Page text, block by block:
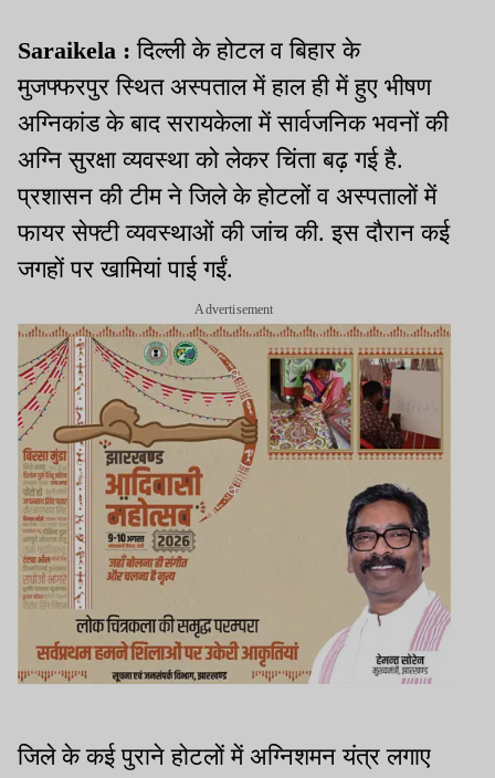
Saraikela :दिल्ली के होटल व बिहार के
मुजफ्फरपुर स्थित अस्पताल में हाल ही में हुए भीषण
अग्निकांड के बाद सरायकेला में सार्वजनिक भवनों की
अग्नि सुरक्षा व्यवस्था को लेकर चिंता बढ़ गई है.
प्रशासन की टीम ने जिले के होटलों व अस्पतालों में
फायर सेफ्टी व्यवस्थाओं की जांच की. इस दौरान कई
जगहों पर खामियां पाई गईं.
Advertisement
जिले के कई पुराने होटलों में अग्निशमन यंत्र लगाए